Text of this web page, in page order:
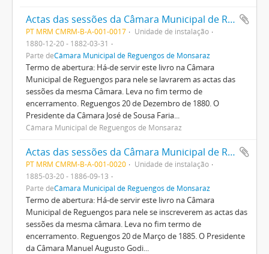
Actas das sessões da Câmara Municipal de Reguengos
PT MRM CMRM-B-A-001-0017
Unidade de instalação
1880-12-20 - 1882-03-31
Parte deCâmara Municipal de Reguengos de Monsaraz
Termo de abertura: Há-de servir este livro na Câmara
Municipal de Reguengos para nele se lavrarem as actas das
sessões da mesma Câmara. Leva no fim termo de
encerramento. Reguengos 20 de Dezembro de 1880. O
Presidente da Câmara José de Sousa Faria...
Câmara Municipal de Reguengos de Monsaraz
Actas das sessões da Câmara Municipal de Reguengos
PT MRM CMRM-B-A-001-0020
Unidade de instalação
1885-03-20 - 1886-09-13
Parte deCâmara Municipal de Reguengos de Monsaraz
Termo de abertura: Há-de servir este livro na Câmara
Municipal de Reguengos para nele se inscreverem as actas das
sessões da mesma câmara. Leva no fim termo de
encerramento. Reguengos 20 de Março de 1885. O Presidente
da Câmara Manuel Augusto Godi...